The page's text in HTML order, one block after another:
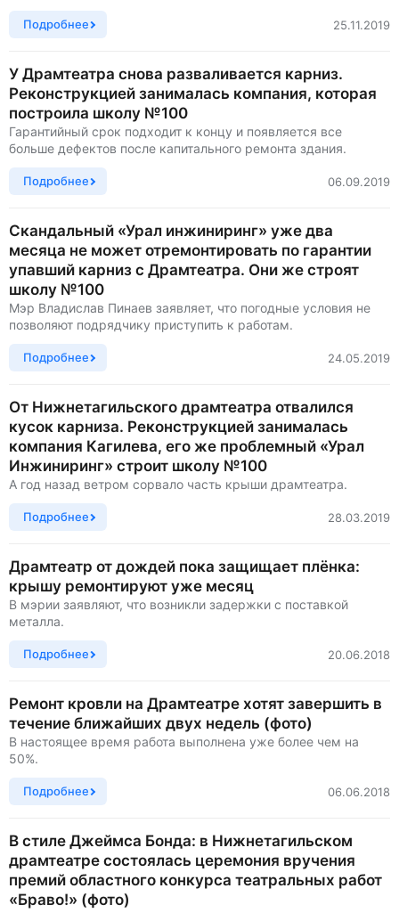
Подробнее 25.11.2019
У Драмтеатра снова разваливается карниз.
Реконструкцией занималась компания, которая
построила школу №100
Гарантийный срок подходит к концу и появляется все
больше дефектов после капитального ремонта здания.
Подробнее 06.09.2019
Скандальный «Урал инжиниринг» уже два
месяца не может отремонтировать по гарантии
упавший карниз с Драмтеатра. Они же строят
школу №100
Мэр Владислав Пинаев заявляет, что погодные условия не
позволяют подрядчику приступить к работам.
Подробнее 24.05.2019
От Нижнетагильского драмтеатра отвалился
кусок карниза. Реконструкцией занималась
компания Кагилева, его же проблемный «Урал
Инжиниринг» строит школу №100
А год назад ветром сорвало часть крыши драмтеатра.
Подробнее 28.03.2019
Драмтеатр от дождей пока защищает плёнка:
крышу ремонтируют уже месяц
В мэрии заявляют, что возникли задержки с поставкой
металла.
Подробнее 20.06.2018
Ремонт кровли на Драмтеатре хотят завершить в
течение ближайших двух недель (фото)
В настоящее время работа выполнена уже более чем на
50%.
Подробнее 06.06.2018
В стиле Джеймса Бонда: в Нижнетагильском
драмтеатре состоялась церемония вручения
премий областного конкурса театральных работ
«Браво!» (фото)